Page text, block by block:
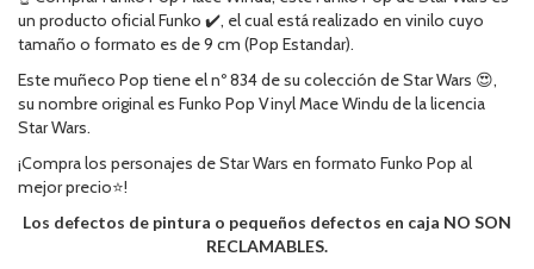
un producto oficial Funko ✔️, el cual está realizado en vinilo cuyo
tamaño o formato es de 9 cm (Pop Estandar).
Este muñeco Pop tiene el nº 834 de su colección de Star Wars 😍,
su nombre original es Funko Pop Vinyl Mace Windu de la licencia
Star Wars.
¡Compra los personajes de Star Wars en formato Funko Pop al
mejor precio⭐!
Los defectos de pintura o pequeños defectos en caja NO SON
RECLAMABLES.